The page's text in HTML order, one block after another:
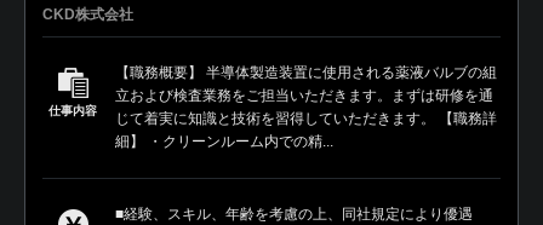
CKD株式会社
仕事内容
【職務概要】 半導体製造装置に使用される薬液バルブの組
立および検査業務をご担当いただきます。まずは研修を通
じて着実に知識と技術を習得していただきます。 【職務詳
細】 ・クリーンルーム内での精...
■経験、スキル、年齢を考慮の上、同社規定により優遇